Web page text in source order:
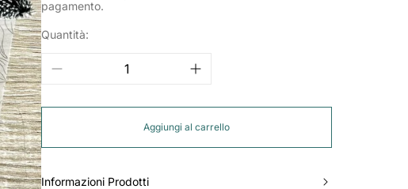
pagamento.
Quantità:
Aggiungi al carrello
Informazioni Prodotti